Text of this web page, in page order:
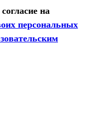
на
персональных